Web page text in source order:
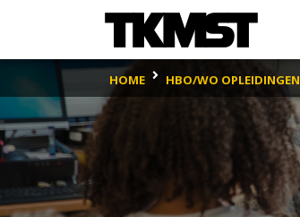
HOME HBO/WO OPLEIDINGEN